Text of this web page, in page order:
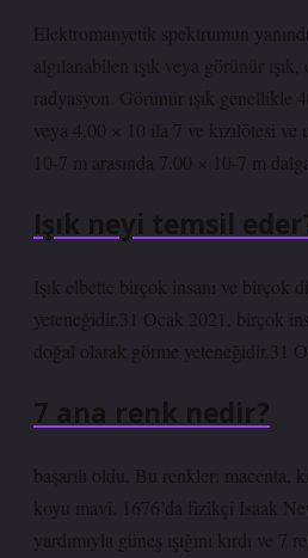
Elektromanyetik spektrumun
algılanabilen ışık veya görünür
radyasyon. Görünür ışık genellikle
veya 4.00 × 10 ila 7 ve kızılötesi ve
10-7 m arasında 7.00 × 10-7 m
Işık neyi temsil
Işık elbette birçok insanı ve birçok
yeteneğidir.31 Ocak 2021, birçok
doğal olarak görme yeteneğidir.31
7 ana renk nedir?
başarılı oldu. Bu renkler: macenta,
koyu mavi. 1676’da fizikçi Isaak
yardımıyla güneş ışığını kırdı ve 7